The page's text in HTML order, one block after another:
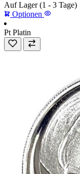
Auf Lager (1 - 3 Tage)
Optionen
Pt Platin